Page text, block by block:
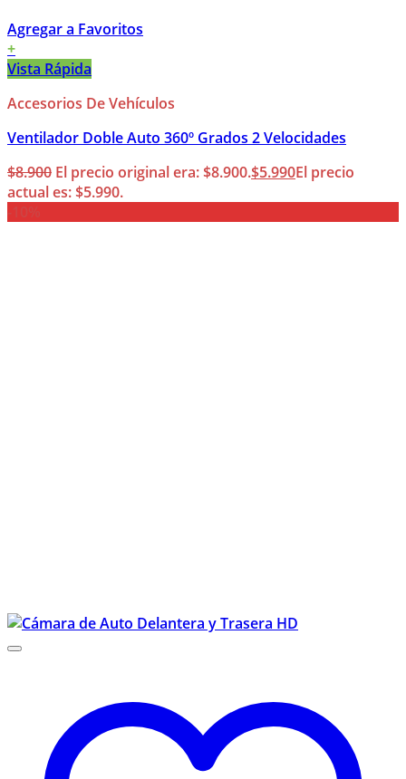
Agregar a Favoritos
+
Vista Rápida
Accesorios De Vehículos
Ventilador Doble Auto 360º Grados 2 Velocidades
$8.900 El precio original era: $8.900.$5.990El precio
actual es: $5.990.